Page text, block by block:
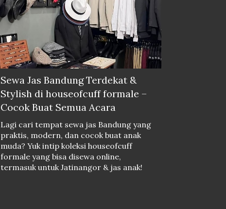
Sewa Jas Bandung Terdekat &
Stylish di houseofcuff formale –
Cocok Buat Semua Acara
Lagi cari tempat sewa jas Bandung yang
praktis, modern, dan cocok buat anak
muda? Yuk intip koleksi houseofcuff
formale yang bisa disewa online,
termasuk untuk Jatinangor & jas anak!